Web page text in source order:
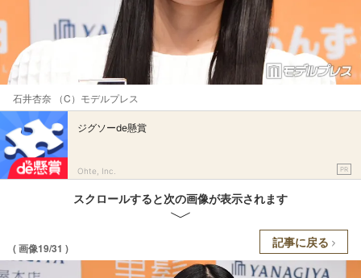
石井杏奈 （C）モデルプレス
ジグソーde懸賞
Ohte, Inc. PR
スクロールすると次の画像が表示されます
( 画像19/31 ) 記事に戻る